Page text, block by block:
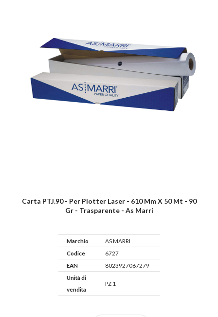
Carta PTJ.90 - Per Plotter Laser - 610 Mm X 50 Mt - 90
Gr - Trasparente - As Marri
Marchio
AS MARRI
Codice
6727
EAN
8023927067279
Unità di
vendita
PZ 1